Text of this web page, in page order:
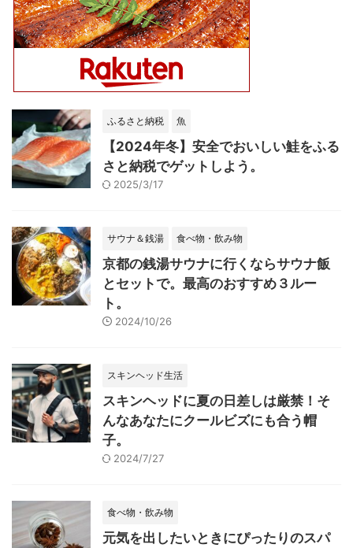
ふるさと納税 魚
【2024年冬】安全でおいしい鮭をふる
さと納税でゲットしよう。
2025/3/17
サウナ＆銭湯 食べ物・飲み物
京都の銭湯サウナに行くならサウナ飯
とセットで。最高のおすすめ３ルー
ト。
2024/10/26
スキンヘッド生活
スキンヘッドに夏の日差しは厳禁！そ
んなあなたにクールビズにも合う帽
子。
2024/7/27
食べ物・飲み物
元気を出したいときにぴったりのスパ